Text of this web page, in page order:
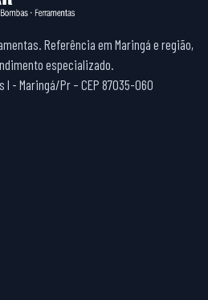
Referência em Maringá e região,
especializado.
I - Maringá/Pr – CEP 87035-060